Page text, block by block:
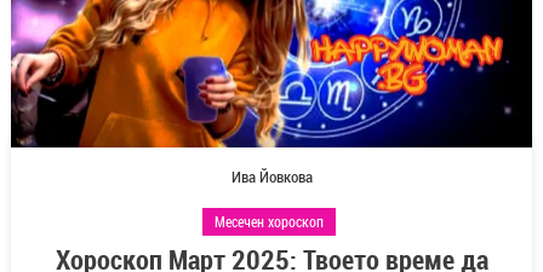
Ива Йовкова
Месечен хороскоп
Хороскоп Март 2025: Твоето време да